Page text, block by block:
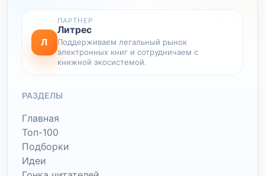
Л
ПАРТНЕР
Литрес
Поддерживаем легальный рынок
электронных книг и сотрудничаем с
книжной экосистемой.
РАЗДЕЛЫ
Главная
Топ-100
Подборки
Идеи